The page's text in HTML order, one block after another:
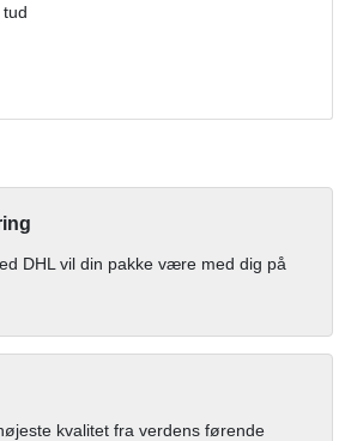
DHL vil din pakke være med dig på
kvalitet fra verdens førende